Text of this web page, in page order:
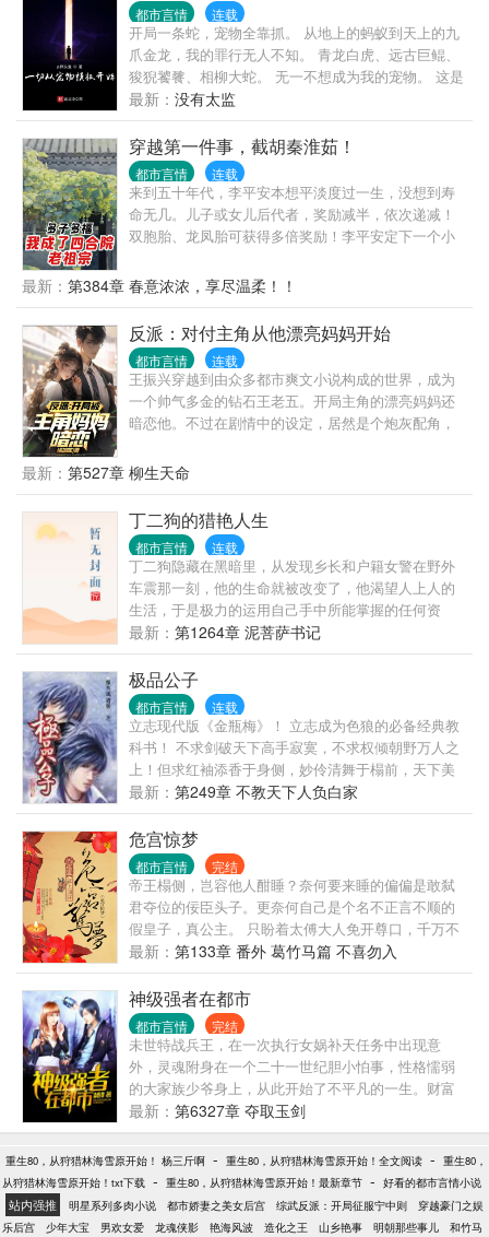
都市言情 连载
开局一条蛇，宠物全靠抓。 从地上的蚂蚁到天上的九
爪金龙，我的罪行无人不知。 青龙白虎、远古巨鲲、
狻猊饕餮、相柳大蛇。 无一不想成为我的宠物。 这是
一个灵气复苏的世界，顾江在不断的捕捉、培养宠物
中逐渐变强。
最新： 没有太监
穿越第一件事，截胡秦淮茹！
都市言情 连载
来到五十年代，李平安本想平淡度过一生，没想到寿
命无几。儿子或女儿后代者，奖励减半，依次递减！
双胞胎、龙凤胎可获得多倍奖励！李平安定下一个小
最新： 第384章 春意浓浓，享尽温柔！！
反派：对付主角从他漂亮妈妈开始
都市言情 连载
王振兴穿越到由众多都市爽文小说构成的世界，成为
一个帅气多金的钻石王老五。开局主角的漂亮妈妈还
暗恋他。不过在剧情中的设定，居然是个炮灰配角，
还用想吗？肯定是选2啊！
最新： 第527章 柳生天命
丁二狗的猎艳人生
都市言情 连载
丁二狗隐藏在黑暗里，从发现乡长和户籍女警在野外
车震那一刻，他的生命就被改变了，他渴望人上人的
生活，于是极力的运用自己手中所能掌握的任何资
源，拼命的向上爬，这一路上，成了他猎艳的旅
程……
最新： 第1264章 泥菩萨书记
极品公子
都市言情 连载
立志现代版《金瓶梅》！ 立志成为色狼的必备经典教
科书！ 不求剑破天下高手寂寞，不求权倾朝野万人之
上！但求红袖添香于身侧，妙伶清舞于榻前，天下美
女尽在我手，人生至此，夫复何求？？？ 先下手者妻
妾成群，后下手者光棍一个！我的最大乐趣就是让所
有鲜花插在我这朵牛粪上！而且是心甘情愿的插！
最新： 第249章 不教天下人负白家
危宫惊梦
都市言情 完结
帝王榻侧，岂容他人酣睡？奈何要来睡的偏偏是敢弑
君夺位的佞臣头子。更奈何自己是个名不正言不顺的
假皇子，真公主。 只盼着太傅大人免开尊口，千万不
要三五不时提起：“今儿是良辰吉日，皇帝您该驾崩
了。”她这个冒牌的皇帝宁可舍弃皇位浪迹天涯，过那
逍遥的日子。 什么？龙椅他要坐，龙床他要睡，龙椅
上的人他也不放过！ 主虽然阴狠，但是疼老婆~~
最新： 第133章 番外 葛竹马篇 不喜勿入
神级强者在都市
都市言情 完结
未世特战兵王，在一次执行女娲补天任务中出现意
外，灵魂附身在一个二十一世纪胆小怕事，性格懦弱
的大家族少爷身上，从此开始了不平凡的一生。财富
手中握，美人怀里揉，敌人脚下踩。
最新： 第6327章 夺取玉剑
重生80，从狩猎林海雪原开始！ 杨三斤啊 - 重生80，从狩猎林海雪原开始！全文阅读 - 重生80，
从狩猎林海雪原开始！txt下载 - 重生80，从狩猎林海雪原开始！最新章节 - 好看的都市言情小说
站内强推 明星系列多肉小说 都市娇妻之美女后宫 综武反派：开局征服宁中则
穿越豪门之娱
乐后宫
少年大宝 男欢女爱 龙魂侠影 艳海风波 造化之王 山乡艳事 明朝那些事儿
和竹马